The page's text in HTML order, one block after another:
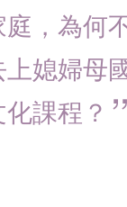
庭，為何
上媳婦母
化課程？